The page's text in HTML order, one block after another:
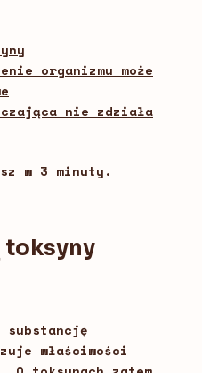
organizmu może
nie zdziała
w 3 minuty.
toksyny
właściwości